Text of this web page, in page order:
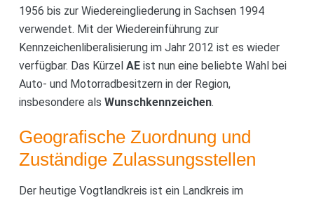
1956 bis zur Wiedereingliederung in Sachsen 1994
verwendet. Mit der Wiedereinführung zur
Kennzeichenliberalisierung im Jahr 2012 ist es wieder
verfügbar. Das Kürzel AEist nun eine beliebte Wahl bei
Auto- und Motorradbesitzern in der Region,
insbesondere als Wunschkennzeichen.
Geografische Zuordnung und
Zuständige Zulassungsstellen
Der heutige Vogtlandkreis ist ein Landkreis im